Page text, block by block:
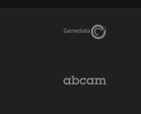
Genedata Link